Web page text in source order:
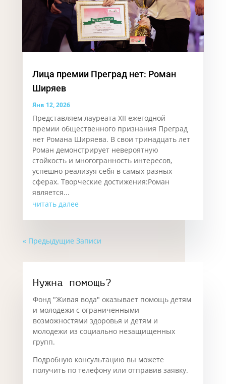
Лица премии Преград нет: Роман
Ширяев
Янв 12, 2026
Представляем лауреата XII ежегодной
премии общественного признания Преград
нет Романа Ширяева. В свои тринадцать лет
Роман демонстрирует невероятную
стойкость и многогранность интересов,
успешно реализуя себя в самых разных
сферах. Творческие достижения:Роман
является...
читать далее
« Предыдущие Записи
Нужна помощь?
Фонд "Живая вода" оказывает помощь детям
и молодежи с ограниченными
возможностями здоровья и детям и
молодежи из социально незащищенных
групп.
Подробную консультацию вы можете
получить по телефону или отправив заявку.